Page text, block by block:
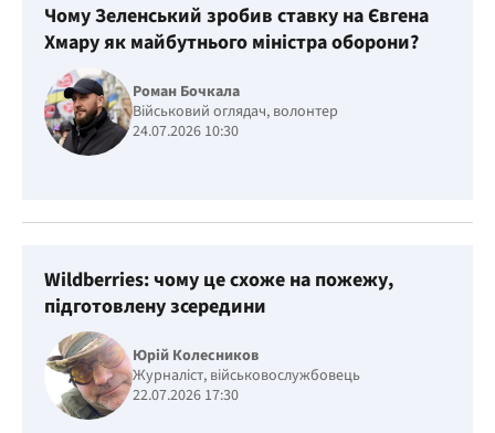
Чому Зеленський зробив ставку на Євгена
Хмару як майбутнього міністра оборони?
Роман Бочкала
Військовий оглядач, волонтер
24.07.2026 10:30
Wildberries: чому це схоже на пожежу,
підготовлену зсередини
Юрій Колесников
Журналіст, військовослужбовець
22.07.2026 17:30